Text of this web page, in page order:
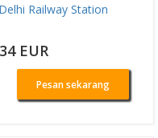
Railway Station
EUR
Pesan sekarang